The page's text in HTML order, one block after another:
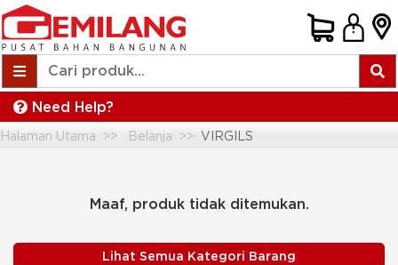
Need Help?
Halaman Utama Belanja VIRGILS
Maaf, produk tidak ditemukan.
Lihat Semua Kategori Barang